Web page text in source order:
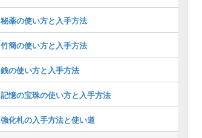
秘薬の使い方と入手方法
竹簡の使い方と入手方法
銭の使い方と入手方法
記憶の宝珠の使い方と入手方法
強化札の入手方法と使い道